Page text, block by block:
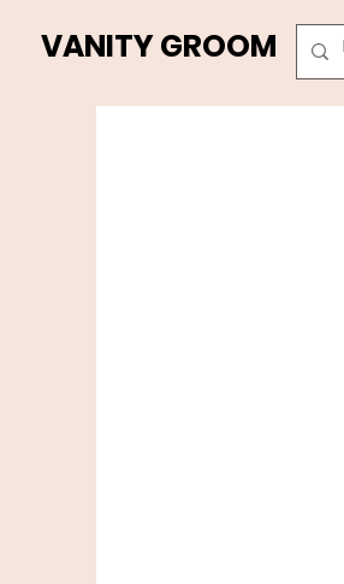
VANITY GROOM